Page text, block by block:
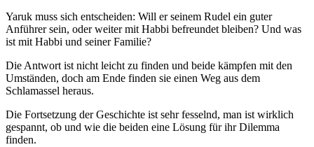
Yaruk muss sich entscheiden: Will er seinem Rudel ein guter
Anführer sein, oder weiter mit Habbi befreundet bleiben? Und was
ist mit Habbi und seiner Familie?
Die Antwort ist nicht leicht zu finden und beide kämpfen mit den
Umständen, doch am Ende finden sie einen Weg aus dem
Schlamassel heraus.
Die Fortsetzung der Geschichte ist sehr fesselnd, man ist wirklich
gespannt, ob und wie die beiden eine Lösung für ihr Dilemma
finden.